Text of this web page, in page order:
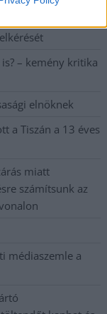
– kemény kritika
elnöknek
a Tiszán a 13 éves
miatt
számítsunk az
médiaszemle a